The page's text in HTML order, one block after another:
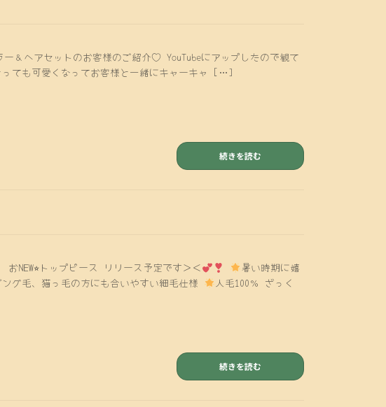
＆ヘアセットのお客様のご紹介♡ YouTubeにアップしたので観て
も可愛くなってお客様と一緒にキャーキャ […]
続きを読む
NEW⭐︎トップピース リリース予定です＞＜
暑い時期に嬉
グ毛、猫っ毛の方にも合いやすい細毛仕様
人毛100％ ざっく
続きを読む